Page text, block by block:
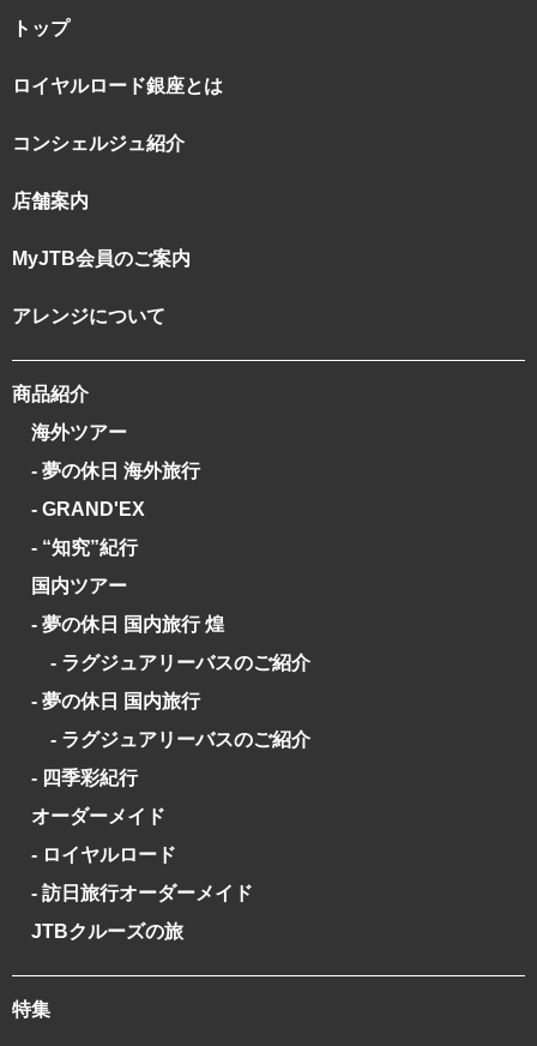
トップ
ロイヤルロード銀座とは
コンシェルジュ紹介
店舗案内
MyJTB会員のご案内
アレンジについて
商品紹介
海外ツアー
- 夢の休日 海外旅行
- GRAND'EX
- “知究”紀行
国内ツアー
- 夢の休日 国内旅行 煌
- ラグジュアリーバスのご紹介
- 夢の休日 国内旅行
- ラグジュアリーバスのご紹介
- 四季彩紀行
オーダーメイド
- ロイヤルロード
- 訪日旅行オーダーメイド
JTBクルーズの旅
特集